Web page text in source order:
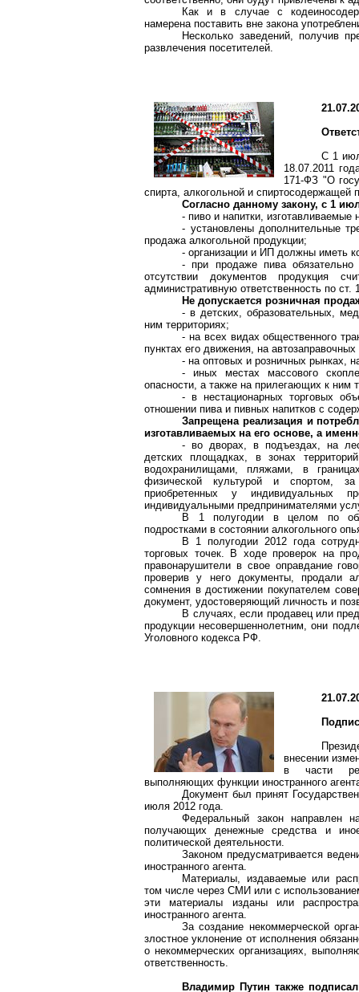
Как и в случае с
намерена поставить вне закона
Несколько заведений, получив
развлечения посетителей.
С 1
18.07.2011
171-ФЗ "О
спирта, алкогольной и
Согласно данному закону, с 1
- пиво и напитки, изготавливаемые
- установлены дополнительные
продажа алкогольной продукции;
- организации и ИП должны иметь
- при продаже пива
отсутствии документов продукция
административную ответственность по
Не допускается розничная
- в детских, образовательных,
ним территориях;
- на всех видах общественного
пунктах его движения, на автозаправочных
- на оптовых и розничных рынках,
- иных местах массового
опасности, а также на прилегающих к ним
- в нестационарных торговых
отношении пива и пивных напитков с
Запрещена реализация и
изготавливаемых на его основе, а
- во дворах, в подъездах, на
детских площадках, в зонах
водохранилищами, пляжами, в
физической культурой и спортом, за
приобретенных у индивидуальных
индивидуальными предпринимателями
В 1 полугодии в целом по
подростками в состоянии алкогольного
В 1 полугодии 2012 года
торговых точек. В ходе проверок на
правонарушители в свое оправдание
проверив у него документы, продали
сомнения в достижении покупателем
документ, удостоверяющий личность и
В случаях, если продавец или
продукции несовершеннолетним, они
Уголовного кодекса РФ.
внесении
в части
выполняющих функции иностранного
Документ был принят
июля 2012 года.
Федеральный закон направлен
получающих денежные средства и
политической деятельности.
Законом предусматривается
иностранного агента.
Материалы, издаваемые или
том числе через СМИ или с
эти материалы изданы или
иностранного агента.
За создание некоммерческой
злостное уклонение от исполнения
о некоммерческих организациях,
ответственность.
Владимир Путин также